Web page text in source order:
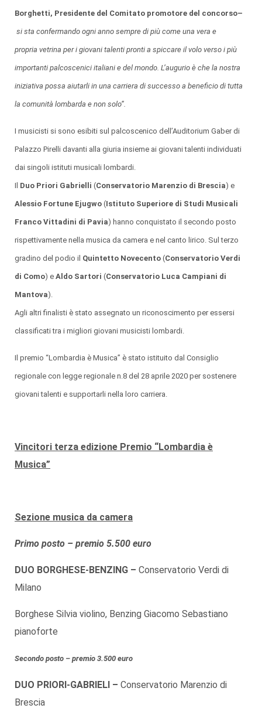
Borghetti, Presidente del Comitato promotore del concorso–
si sta confermando ogni anno sempre di più come una vera e
propria vetrina per i giovani talenti pronti a spiccare il volo verso i più
importanti palcoscenici italiani e del mondo. L’augurio è che la nostra
iniziativa possa aiutarli in una carriera di successo a beneficio di tutta
la comunità lombarda e non solo”.
I musicisti si sono esibiti sul palcoscenico dell’Auditorium Gaber di
Palazzo Pirelli davanti alla giuria insieme ai giovani talenti individuati
dai singoli istituti musicali lombardi.
Il Duo Priori Gabrielli (Conservatorio Marenzio di Brescia) e
Alessio Fortune Ejugwo (Istituto Superiore di Studi Musicali
Franco Vittadini di Pavia) hanno conquistato il secondo posto
rispettivamente nella musica da camera e nel canto lirico. Sul terzo
gradino del podio il Quintetto Novecento (Conservatorio Verdi
di Como) e Aldo Sartori (Conservatorio Luca Campiani di
Mantova).
Agli altri finalisti è stato assegnato un riconoscimento per essersi
classificati tra i migliori giovani musicisti lombardi.
Il premio “Lombardia è Musica” è stato istituito dal Consiglio
regionale con legge regionale n.8 del 28 aprile 2020 per sostenere
giovani talenti e supportarli nella loro carriera.
Vincitori terza edizione Premio “Lombardia è
Musica”
Sezione musica da camera
Primo posto – premio 5.500 euro
DUO BORGHESE-BENZING – Conservatorio Verdi di
Milano
Borghese Silvia violino, Benzing Giacomo Sebastiano
pianoforte
Secondo posto – premio 3.500 euro
DUO PRIORI-GABRIELI – Conservatorio Marenzio di
Brescia